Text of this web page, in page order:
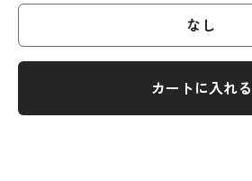
なし
カートに入れる